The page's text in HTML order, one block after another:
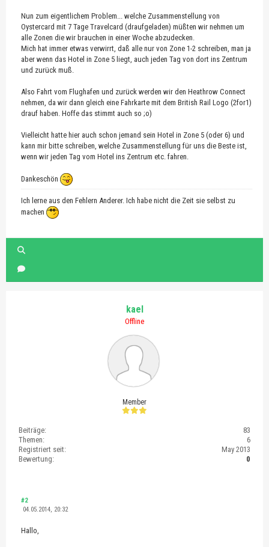
Nun zum eigentlichem Problem... welche Zusammenstellung von
Oystercard mit 7 Tage Travelcard (draufgeladen) müßten wir nehmen um
alle Zonen die wir brauchen in einer Woche abzudecken.
Mich hat immer etwas verwirrt, daß alle nur von Zone 1-2 schreiben, man ja
aber wenn das Hotel in Zone 5 liegt, auch jeden Tag von dort ins Zentrum
und zurück muß.
Also Fahrt vom Flughafen und zurück werden wir den Heathrow Connect
nehmen, da wir dann gleich eine Fahrkarte mit dem British Rail Logo (2for1)
drauf haben. Hoffe das stimmt auch so ;o)
Vielleicht hatte hier auch schon jemand sein Hotel in Zone 5 (oder 6) und
kann mir bitte schreiben, welche Zusammenstellung für uns die Beste ist,
wenn wir jeden Tag vom Hotel ins Zentrum etc. fahren.
Dankeschön
Ich lerne aus den Fehlern Anderer. Ich habe nicht die Zeit sie selbst zu
machen
kael
Offline
Member
Beiträge:
83
Themen:
6
Registriert seit:
May 2013
Bewertung:
0
#2
04.05.2014, 20:32
Hallo,